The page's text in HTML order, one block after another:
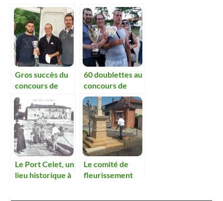
Gros succès du
concours de
pétanque du
fleurissement et
des chasseurs
60 doublettes au
concours de
pétanque du
fleurissement et
des chasseurs
Le Port Celet, un
lieu historique à
Le comité de
fleurissement